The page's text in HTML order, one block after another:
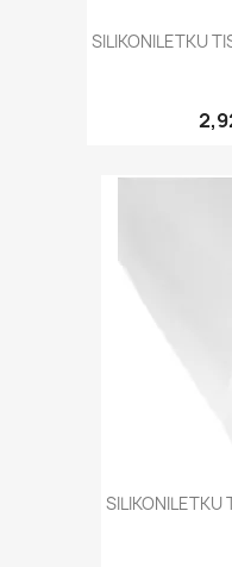
SILIKONILETKU